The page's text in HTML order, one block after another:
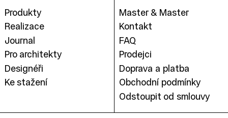
Produkty
Realizace
Journal
Pro architekty
Designéři
Ke stažení
Master & Master
Kontakt
FAQ
Prodejci
Doprava a platba
Obchodní podmínky
Odstoupit od smlouvy